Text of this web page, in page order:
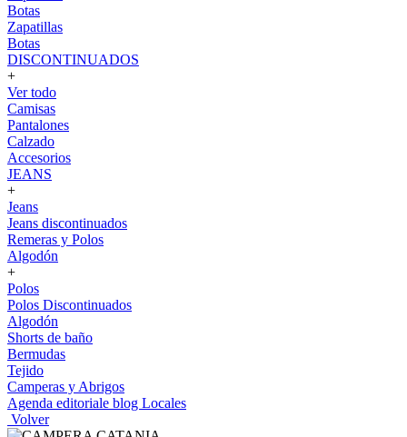
Botas
Zapatillas
Botas
DISCONTINUADOS
+
Ver todo
Camisas
Pantalones
Calzado
Accesorios
JEANS
+
Jeans
Jeans discontinuados
Remeras y Polos
Algodón
+
Polos
Polos Discontinuados
Algodón
Shorts de baño
Bermudas
Tejido
Camperas y Abrigos
Agenda editoriale blog Locales
Volver